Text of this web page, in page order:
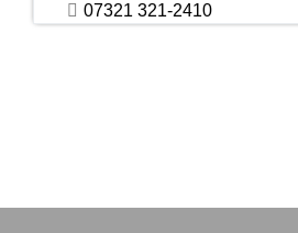
07321 321-2410